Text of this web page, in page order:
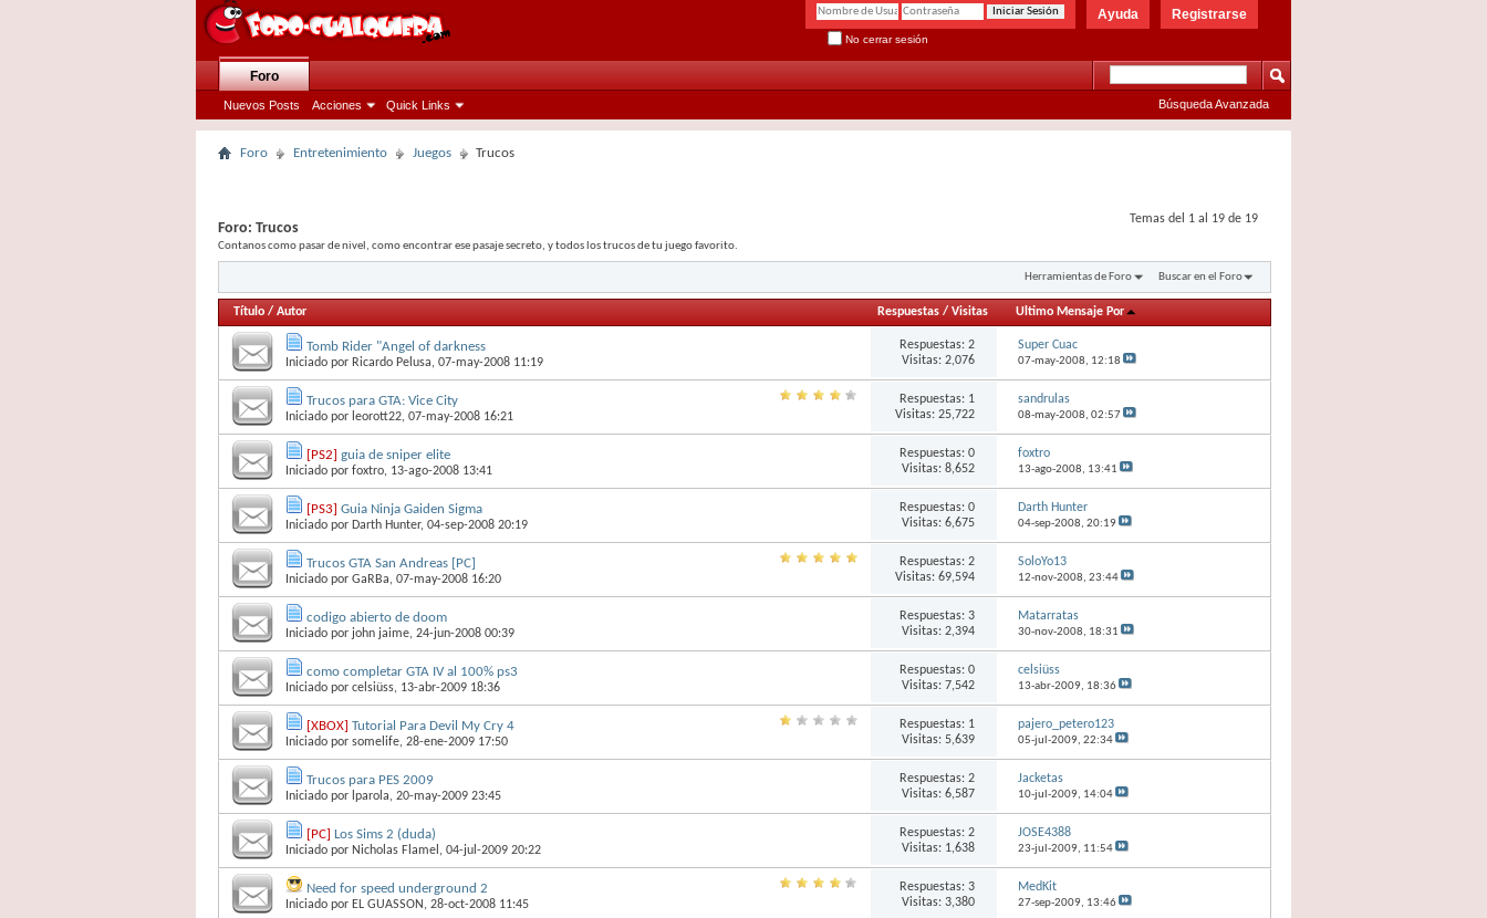
Registrarse
Ayuda
No cerrar sesión
Foro
Nuevos Posts Acciones Quick Links Búsqueda Avanzada
Foro Entretenimiento Juegos Trucos
Temas del 1 al 19 de 19
Foro: Trucos
Contanos como pasar de nivel, como encontrar ese pasaje secreto, y todos los trucos de tu juego favorito.
Herramientas de Foro Buscar en el Foro
Título / Autor Respuestas/ Visitas Ultimo Mensaje Por
Tomb Rider "Angel of darkness
Iniciado por Ricardo Pelusa, 07-may-2008 11:19
Respuestas: 2
Visitas: 2,076
Super Cuac
07-may-2008, 12:18
Trucos para GTA: Vice City
Iniciado por leorott22, 07-may-2008 16:21
Respuestas: 1
Visitas: 25,722
sandrulas
08-may-2008, 02:57
[PS2] guia de sniper elite
Iniciado por foxtro, 13-ago-2008 13:41
Respuestas: 0
Visitas: 8,652
foxtro
13-ago-2008, 13:41
[PS3] Guia Ninja Gaiden Sigma
Iniciado por Darth Hunter, 04-sep-2008 20:19
Respuestas: 0
Visitas: 6,675
Darth Hunter
04-sep-2008, 20:19
Trucos GTA San Andreas [PC]
Iniciado por GaRBa, 07-may-2008 16:20
Respuestas: 2
Visitas: 69,594
SoloYo13
12-nov-2008, 23:44
codigo abierto de doom
Iniciado por john jaime, 24-jun-2008 00:39
Respuestas: 3
Visitas: 2,394
Matarratas
30-nov-2008, 18:31
como completar GTA IV al 100% ps3
Iniciado por celsiüss, 13-abr-2009 18:36
Respuestas: 0
Visitas: 7,542
celsiüss
13-abr-2009, 18:36
[XBOX] Tutorial Para Devil My Cry 4
Iniciado por somelife, 28-ene-2009 17:50
Respuestas: 1
Visitas: 5,639
pajero_petero123
05-jul-2009, 22:34
Trucos para PES 2009
Iniciado por lparola, 20-may-2009 23:45
Respuestas: 2
Visitas: 6,587
Jacketas
10-jul-2009, 14:04
[PC] Los Sims 2 (duda)
Iniciado por Nicholas Flamel , 04-jul-2009 20:22
Respuestas: 2
Visitas: 1,638
JOSE4388
23-jul-2009, 11:54
Need for speed underground 2
Iniciado por EL GUASSON , 28-oct-2008 11:45
Respuestas: 3
Visitas: 3,380
MedKit
27-sep-2009, 13:46